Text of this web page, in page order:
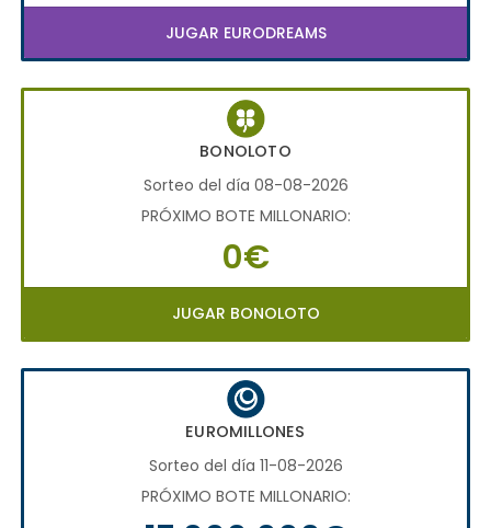
JUGAR EURODREAMS
BONOLOTO
Sorteo del día 08-08-2026
PRÓXIMO BOTE MILLONARIO:
0€
JUGAR BONOLOTO
EUROMILLONES
Sorteo del día 11-08-2026
PRÓXIMO BOTE MILLONARIO: